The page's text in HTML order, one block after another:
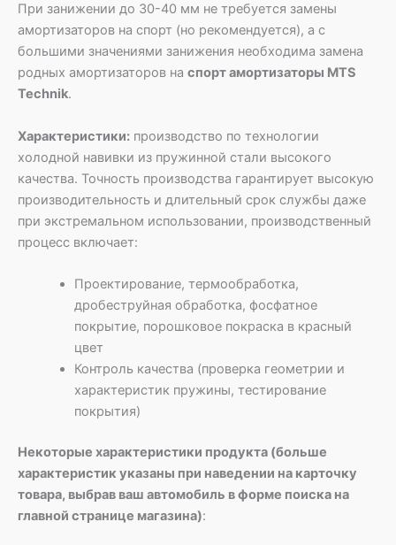
При занижении до 30-40 мм не требуется замены
амортизаторов на спорт (но рекомендуется), а с
большими значениями занижения необходима замена
родных амортизаторов на спорт амортизаторы MTS
Technik.
Характеристики: производство по технологии
холодной навивки из пружинной стали высокого
качества. Точность производства гарантирует высокую
производительность и длительный срок службы даже
при экстремальном использовании, производственный
процесс включает:
Проектирование, термообработка,
дробеструйная обработка, фосфатное
покрытие, порошковое покраска в красный
цвет
Контроль качества (проверка геометрии и
характеристик пружины, тестирование
покрытия)
Некоторые характеристики продукта (больше
характеристик указаны при наведении на карточку
товара, выбрав ваш автомобиль в форме поиска на
главной странице магазина):